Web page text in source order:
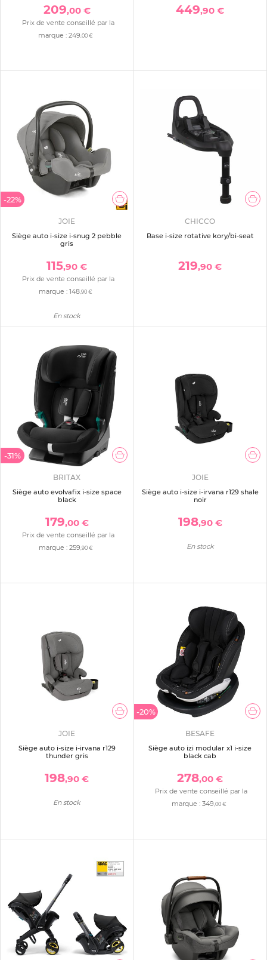
209,00 €
Prix de vente conseillé par la
marque :249,00 €
449,90 €
-22%
JOIE
Siège auto i-size i-snug 2 pebble
gris
115,90 €
Prix de vente conseillé par la
marque :148,90 €
En stock
CHICCO
Base i-size rotative kory/bi-seat
219,90 €
-31%
BRITAX
Siège auto evolvafix i-size space
black
179,00 €
Prix de vente conseillé par la
marque : 259,90 €
JOIE
Siège auto i-size i-irvana r129 shale
noir
198,90 €
En stock
JOIE
Siège auto i-size i-irvana r129
thunder gris
198,90 €
En stock
-20%
BESAFE
Siège auto izi modular x1 i-size
black cab
278,00 €
Prix de vente conseillé par la
marque : 349,00 €